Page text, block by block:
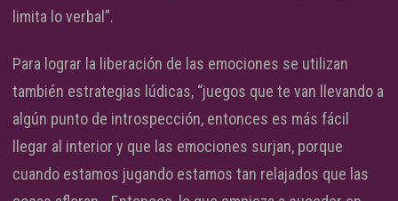
limita lo verbal”.
Para lograr la liberación de las emociones se utilizan
también estrategias lúdicas, “juegos que te van llevando a
algún punto de introspección, entonces es más fácil
llegar al interior y que las emociones surjan, porque
cuando estamos jugando estamos tan relajados que las